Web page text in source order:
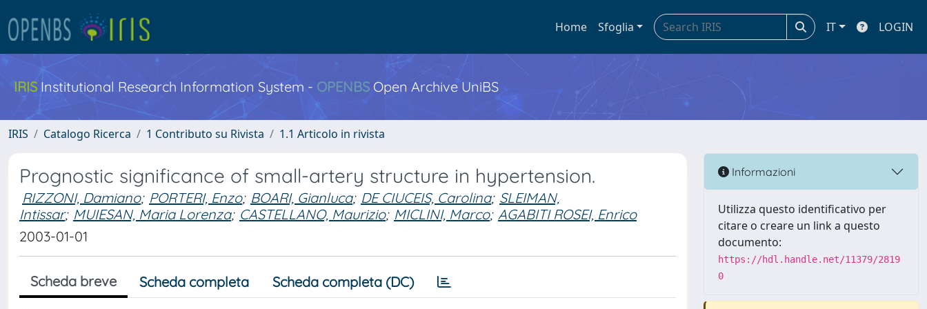
Home Sfoglia IT LOGIN
IRIS Institutional Research Information System - OPENBS Open Archive UniBS
IRIS Catalogo Ricerca 1 Contributo su Rivista 1.1 Articolo in rivista
Prognostic significance of small-artery structure in hypertension.
RIZZONI, Damiano; PORTERI, Enzo; BOARI, Gianluca; DE CIUCEIS, Carolina; SLEIMAN,
Intissar; MUIESAN, Maria Lorenza; CASTELLANO, Maurizio; MICLINI, Marco; AGABITI ROSEI, Enrico
2003-01-01
Scheda breve Scheda completa Scheda completa (DC)
Informazioni
Utilizza questo identificativo per
citare o creare un link a questo
documento:
https://hdl.handle.net/11379/2819
0